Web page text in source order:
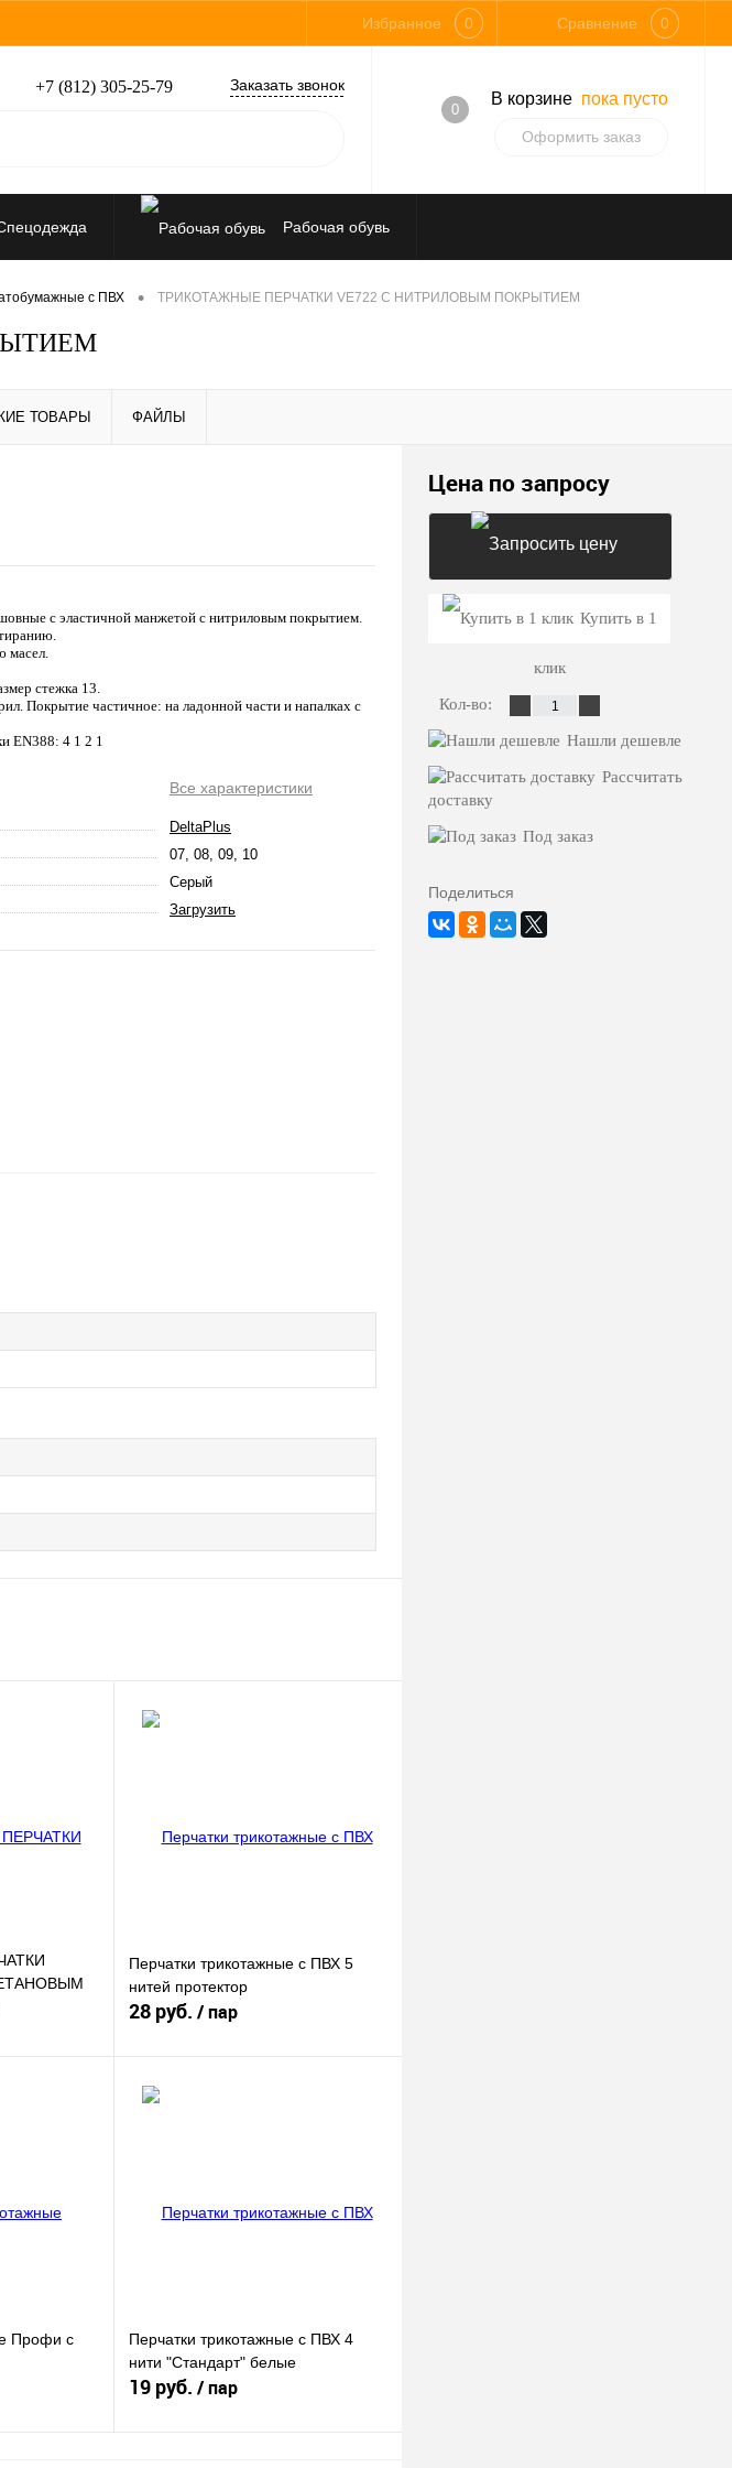
Избранное 0 Сравнение 0
+7 (812) 305-25-79 Заказать звонок
0
В корзине пока пусто
Оформить заказ
Рабочая обувь
Средства индивидуальной защиты
с ПВХ • ТРИКОТАЖНЫЕ ПЕРЧАТКИ VE722 С НИТРИЛОВЫМ ПОКРЫТИЕМ
ТОВАРЫ ФАЙЛЫ
с эластичной манжетой с нитриловым покрытием.
масел.
стежка 13.
Покрытие частичное: на ладонной части и напалках с
EN388: 4 1 2 1
Все характеристики
DeltaPlus
07, 08, 09, 10
Серый
Загрузить
Перчатки трикотажные с ПВХ 5
нитей протектор
28 руб. / пар
наличии
Профи с
Перчатки трикотажные с ПВХ 4
нити "Стандарт" белые
19 руб. / пар
Цена по запросу
Запросить ценуКупить в 1
клик
Кол-во:
Нашли дешевле
Рассчитать
доставку
Под заказ
Поделиться